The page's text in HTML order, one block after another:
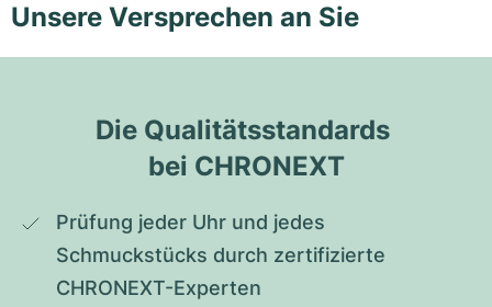
Unsere Versprechen an Sie
Die Qualitätsstandards
bei CHRONEXT
Prüfung jeder Uhr und jedes
Schmuckstücks durch zertifizierte
CHRONEXT-Experten